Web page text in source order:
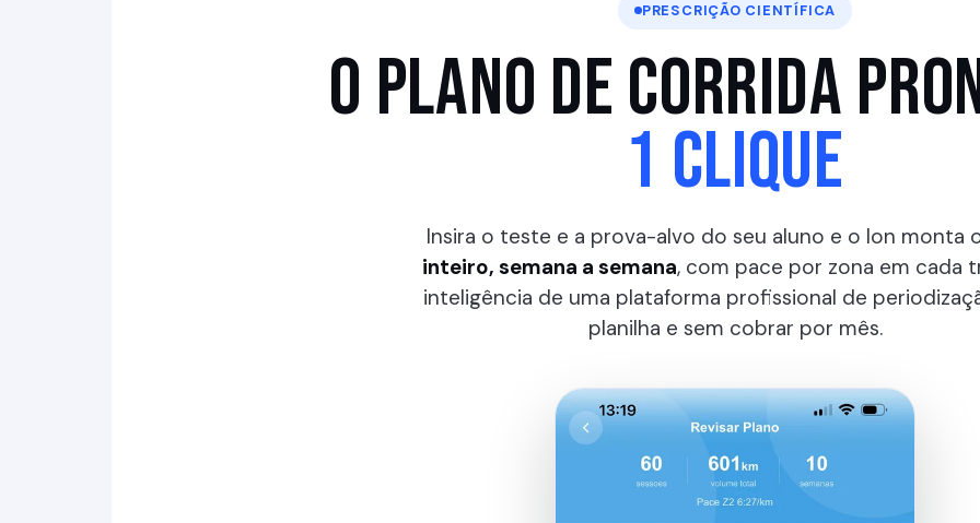
PRESCRIÇÃO CIENTÍFICA
O PLANO DE CORRIDA
1 CLIQUE
Insira o teste e a prova-alvo do seu aluno e o Ion monta
inteiro, semana a semana, com pace por zona em cada
inteligência de uma plataforma profissional de
planilha e sem cobrar por mês.